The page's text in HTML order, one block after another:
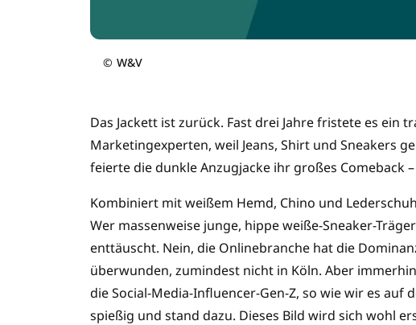
© W&V
Das Jackett ist zurück. Fast drei Jahre fristete es ein
Marketingexperten, weil Jeans, Shirt und Sneakers
feierte die dunkle Anzugjacke ihr großes Comeback
Kombiniert mit weißem Hemd, Chino und
Wer massenweise junge, hippe weiße-Sneaker-
enttäuscht. Nein, die Onlinebranche hat die
überwunden, zumindest nicht in Köln. Aber
die Social-Media-Influencer-Gen-Z, so wie wir es auf
spießig und stand dazu. Dieses Bild wird sich wohl